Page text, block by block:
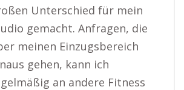
Unterschied für mein
gemacht. Anfragen, die
meinen Einzugsbereich
gehen, kann ich
an andere Fitness